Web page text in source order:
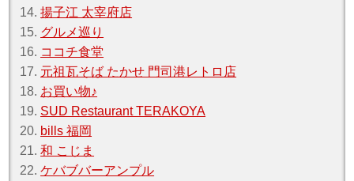
14.揚子江 太宰府店
15. グルメ巡り
16. ココチ食堂
17. 元祖瓦そば たかせ 門司港レトロ店
18. お買い物♪
19. SUD Restaurant TERAKOYA
20. bills 福岡
21.和 こじま
22.ケバブバーアンプル